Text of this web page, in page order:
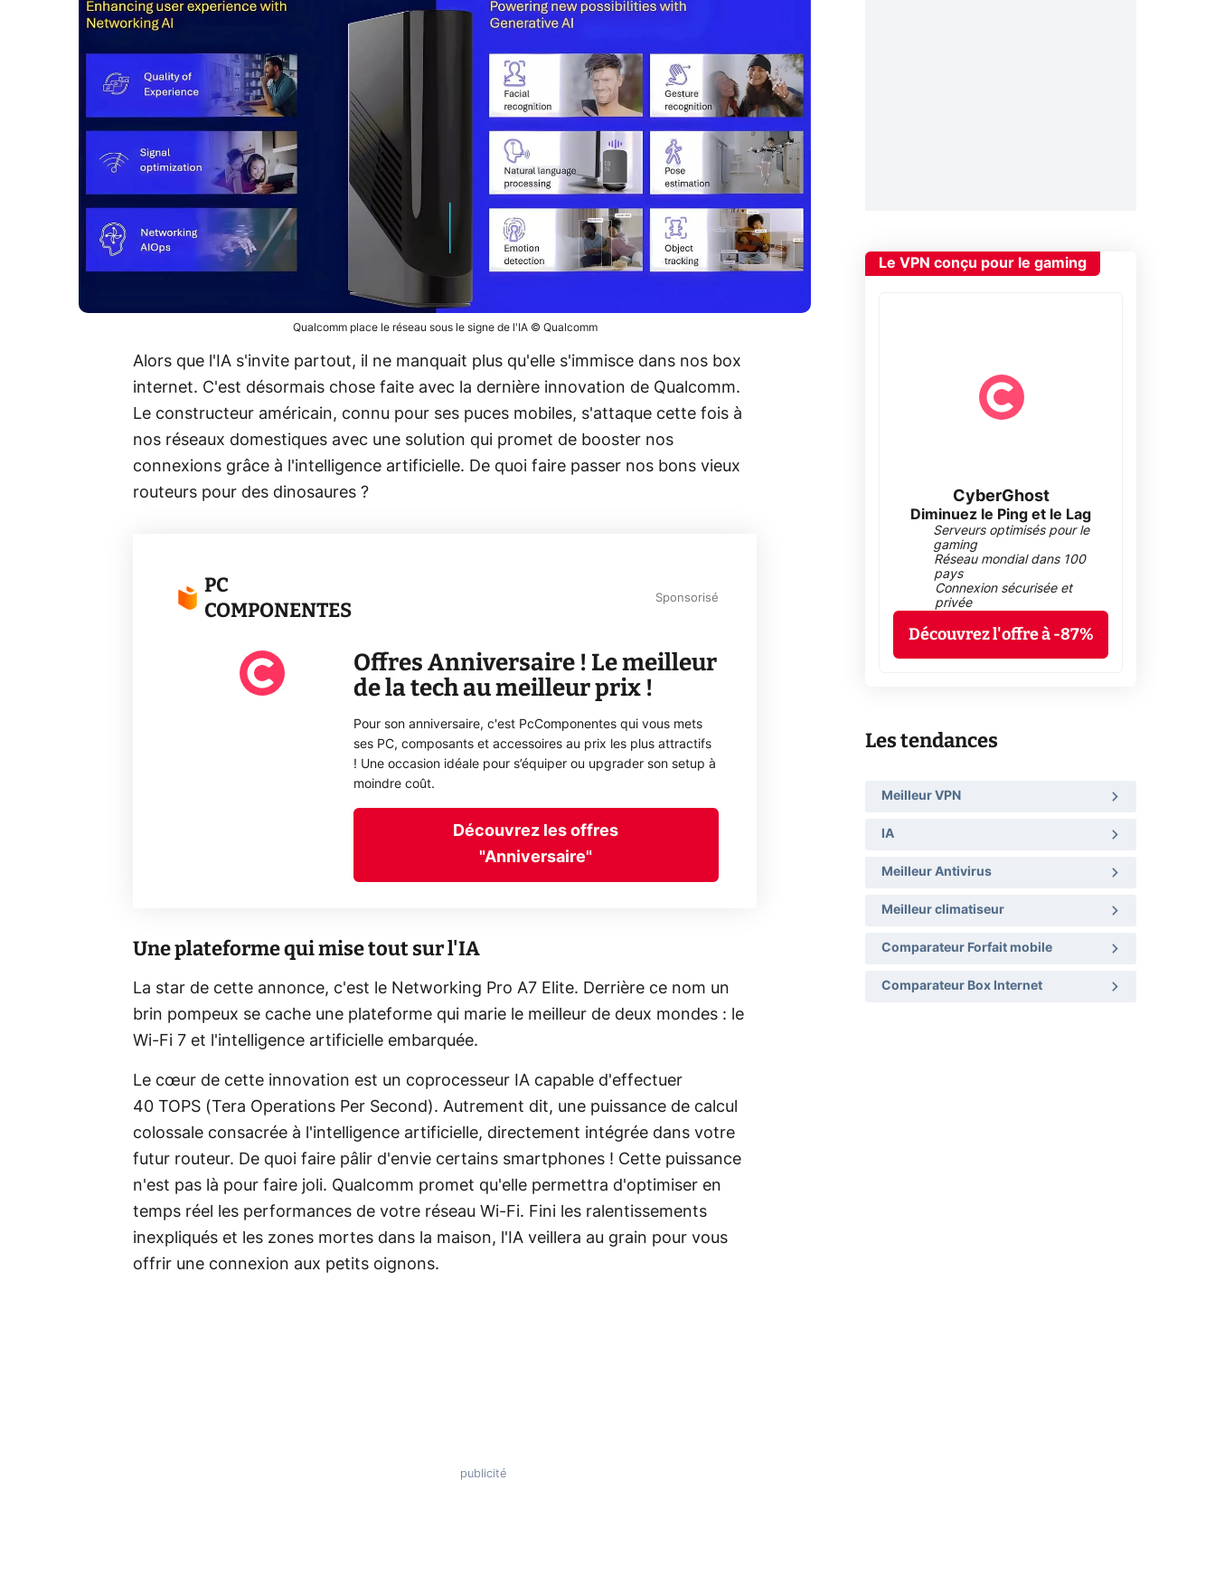
Qualcomm place le réseau sous le signe de l'IA © Qualcomm
Alors que l'IA s'invite partout, il ne manquait plus qu'elle s'immisce dans nos box
internet. C'est désormais chose faite avec la dernière innovation de Qualcomm.
Le constructeur américain, connu pour ses puces mobiles, s'attaque cette fois à
nos réseaux domestiques avec une solution qui promet de booster nos
connexions grâce à l'intelligence artificielle. De quoi faire passer nos bons vieux
routeurs pour des dinosaures ?
PC
COMPONENTES
Sponsorisé
Offres Anniversaire ! Le meilleur
de la tech au meilleur prix !
Pour son anniversaire, c'est PcComponentes qui vous mets
ses PC, composants et accessoires au prix les plus attractifs
! Une occasion idéale pour s’équiper ou upgrader son setup à
moindre coût.
Découvrez les offres
"Anniversaire"
Une plateforme qui mise tout sur l'IA
La star de cette annonce, c'est le Networking Pro A7 Elite. Derrière ce nom un
brin pompeux se cache une plateforme qui marie le meilleur de deux mondes : le
Wi-Fi 7 et l'intelligence artificielle embarquée.
Le cœur de cette innovation est un coprocesseur IA capable d'effectuer
40 TOPS (Tera Operations Per Second). Autrement dit, une puissance de calcul
colossale consacrée à l'intelligence artificielle, directement intégrée dans votre
futur routeur. De quoi faire pâlir d'envie certains smartphones ! Cette puissance
n'est pas là pour faire joli. Qualcomm promet qu'elle permettra d'optimiser en
temps réel les performances de votre réseau Wi-Fi. Fini les ralentissements
inexpliqués et les zones mortes dans la maison, l'IA veillera au grain pour vous
offrir une connexion aux petits oignons.
Le VPN conçu pour le gaming
CyberGhost
Diminuez le Ping et le Lag
Serveurs optimisés pour le
gaming
Réseau mondial dans 100
pays
Connexion sécurisée et
privée
Découvrez l'offre à -87%
Les tendances
Meilleur VPN
IA
Meilleur Antivirus
Meilleur climatiseur
Comparateur Forfait mobile
Comparateur Box Internet